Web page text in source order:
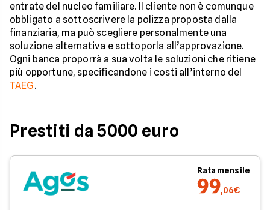
entrate del nucleo familiare. Il cliente non è comunque
obbligato a sottoscrivere la polizza proposta dalla
finanziaria, ma può scegliere personalmente una
soluzione alternativa e sottoporla all’approvazione.
Ogni banca proporrà a sua volta le soluzioni che ritiene
più opportune, specificandone i costi all’interno del
TAEG.
Prestiti da 5000 euro
Rata mensile
99,06€